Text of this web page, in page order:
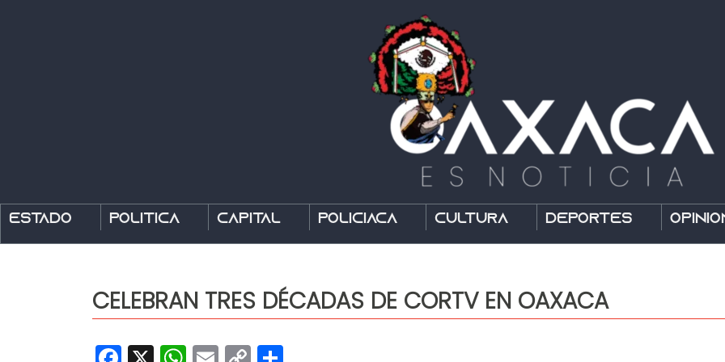
Estado Política Capital Policíaca Cultura Deportes
CELEBRAN TRES DÉCADAS DE CORTV EN OAXACA